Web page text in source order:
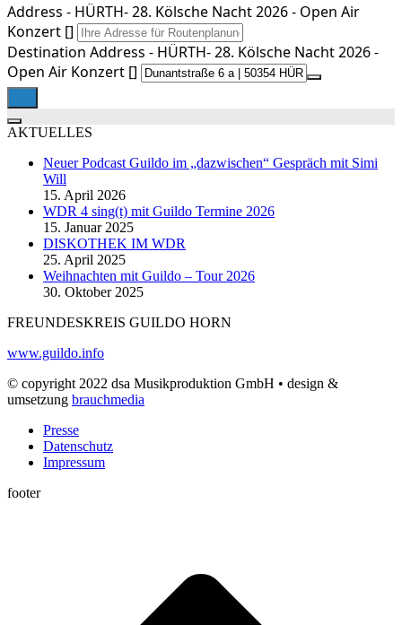
Address - HÜRTH- 28. Kölsche Nacht 2026 - Open Air
Konzert []
Destination Address - HÜRTH- 28. Kölsche Nacht 2026 -
Open Air Konzert []
AKTUELLES
Neuer Podcast Guildo im „dazwischen“ Gespräch mit Simi
Will
15. April 2026
WDR 4 sing(t) mit Guildo Termine 2026
15. Januar 2025
DISKOTHEK IM WDR
25. April 2025
Weihnachten mit Guildo – Tour 2026
30. Oktober 2025
FREUNDESKREIS GUILDO HORN
www.guildo.info
© copyright 2022 dsa Musikproduktion GmbH • design &
umsetzung brauchmedia
Presse
Datenschutz
Impressum
footer